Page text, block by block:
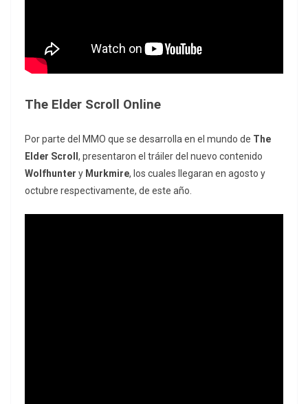
The Elder Scroll Online
Por parte del MMO que se desarrolla en el mundo de The
Elder Scroll , presentaron el tráiler del nuevo contenido
Wolfhunter y Murkmire, los cuales llegaran en agosto y
octubre respectivamente, de este año.